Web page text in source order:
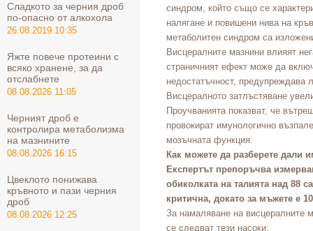
синдром, който също се
налягане и повишени нива на
метаболитен синдром са
Висцералните мазнини влияят
страничният ефект може да
недостатъчност, предупреждава
Висцералното затлъстяване
Проучванията показват, че
провокират имунологично
мозъчната функция.
Как можете да разберете дали
Експертът препоръчва
обиколката на талията над 88
критична, докато за мъжете е
За намаляване на висцералните
се следват тези насоки:
Сладкото за черния дроб
по-опасно от алкохола
26.08.2019 10:35
Яжте повече протеини с
всяко хранене, за да
отслабнете
08.08.2026 11:05
Черният дроб е
контролира метаболизма
на мазнините
08.08.2026 16:15
Цвеклото понижава
кръвното и пази черния
дроб
08.08.2026 12:25